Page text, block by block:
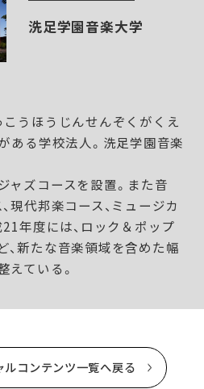
洗足学園音楽大学
こうほうじんせんぞくがくえ
ある学校法人。洗足学園音楽
ャズコースを設置。また音
現代邦楽コース、ミュージカ
年度には、ロック＆ポップ
、新たな音楽領域を含めた幅
えている。
ルコンテンツ一覧へ戻る